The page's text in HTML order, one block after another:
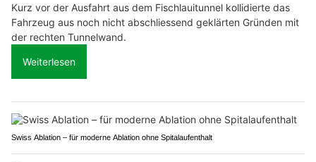
Kurz vor der Ausfahrt aus dem Fischlauitunnel kollidierte das
Fahrzeug aus noch nicht abschliessend geklärten Gründen mit
der rechten Tunnelwand.
Weiterlesen
Swiss Ablation – für moderne Ablation ohne Spitalaufenthalt